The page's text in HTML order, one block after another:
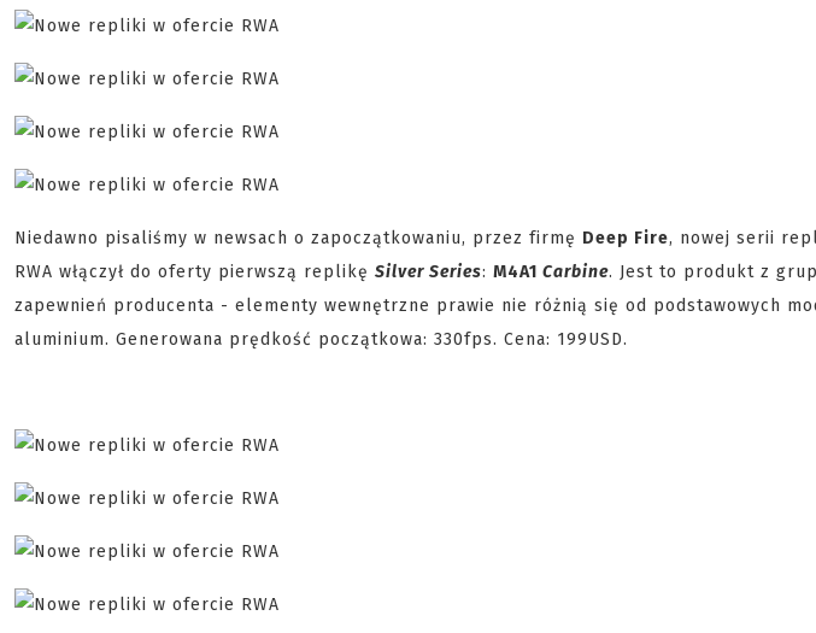
Niedawno pisaliśmy w newsach o zapoczątkowaniu, przez firmę Deep Fire, nowej serii
RWA włączył do oferty pierwszą replikę Silver Series: M4A1 Carbine. Jest to produkt z
zapewnień producenta - elementy wewnętrzne prawie nie różnią się od podstawowych
aluminium. Generowana prędkość początkowa: 330fps. Cena: 199USD.